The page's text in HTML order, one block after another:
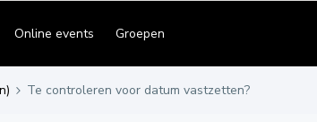
Online events Groepen
Te controleren voor datum vastzetten?